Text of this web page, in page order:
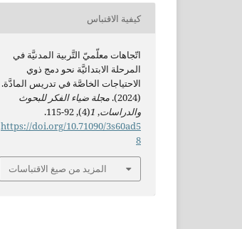
كيفية الاقتباس
اتّجاهات معلّميّ التَّربية المدنيَّة في
المرحلة الابتدائيَّة نحو دمج ذوي
الاحتياجات الخاصَّة في تدريس المادَّة.
(2024).
مجلة ضياء الفكر للبحوث
والدراسات,
1
(4), 92-115.
https://doi.org/10.71090/3s60ad5
8
المزيد من صيغ الاقتباسات